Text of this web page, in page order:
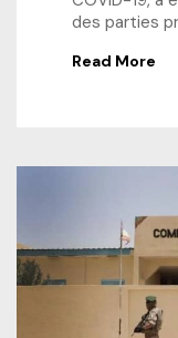
des parties
Read More